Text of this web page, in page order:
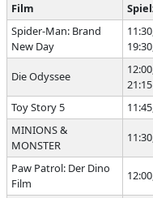
Film
Spider-Man: Brand
New Day
Die Odyssee
21:15
Toy Story 5
MINIONS &
MONSTER
Paw Patrol: Der Dino
Film